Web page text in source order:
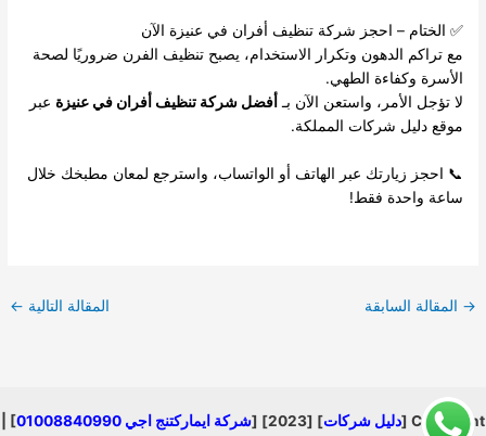
✅ الختام – احجز شركة تنظيف أفران في عنيزة الآن
مع تراكم الدهون وتكرار الاستخدام، يصبح تنظيف الفرن ضروريًا لصحة
الأسرة وكفاءة الطهي.
لا تؤجل الأمر، واستعن الآن بـ أفضل شركة تنظيف أفران في عنيزة عبر
موقعدليل شركات المملكة.
📞 احجز زيارتك عبر الهاتف أو الواتساب، واسترجع لمعان مطبخك خلال
ساعة واحدة فقط!
→ المقالة السابقة المقالة التالية ←
Copyright [ دليل شركات] [2023] [ شركة ايماركتنج اجي 01008840990
] |